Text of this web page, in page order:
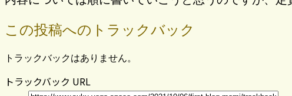
この投稿へのトラックバック
トラックバックはありません。
トラックバック URL